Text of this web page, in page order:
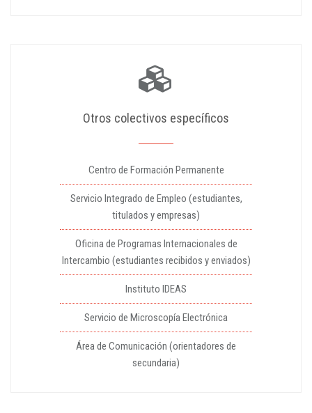
Otros colectivos específicos
Centro de Formación Permanente
Servicio Integrado de Empleo (estudiantes,
titulados y empresas)
Oficina de Programas Internacionales de
Intercambio (estudiantes recibidos y enviados)
Instituto IDEAS
Servicio de Microscopía Electrónica
Área de Comunicación (orientadores de
secundaria)